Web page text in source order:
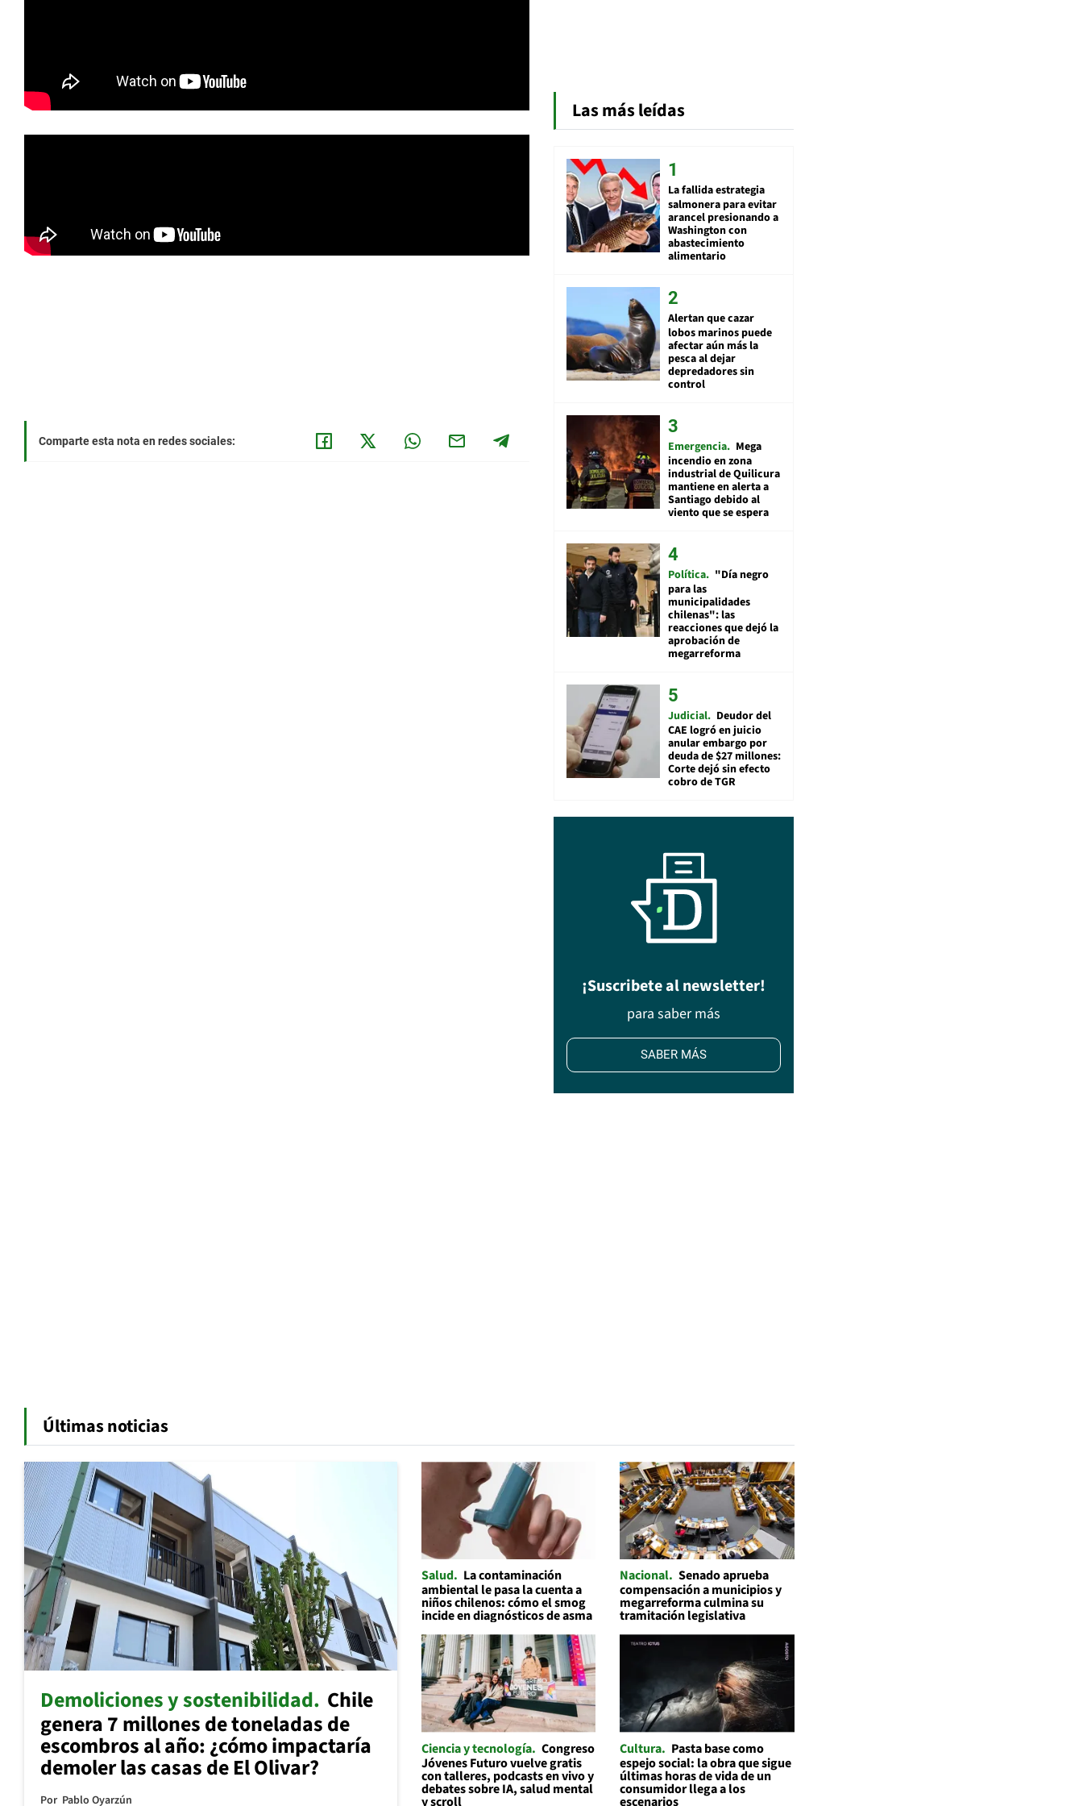
Comparte esta nota en redes sociales:
Las más leídas
La fallida estrategia
salmonera para evitar
arancel presionando a
Washington con
abastecimiento
alimentario
Alertan que cazar
lobos marinos puede
afectar aún más la
pesca al dejar
depredadores sin
control
Emergencia Mega
incendio en zona
industrial de Quilicura
mantiene en alerta a
Santiago debido al
viento que se espera
Política "Día negro
para las
municipalidades
chilenas": las
reacciones que dejó la
aprobación de
megarreforma
Judicial Deudor del
CAE logró en juicio
anular embargo por
deuda de $27 millones:
Corte dejó sin efecto
cobro de TGR
¡Suscribete al newsletter!
para saber más
SABER MÁS
Últimas noticias
Demoliciones y sostenibilidad Chile
genera 7 millones de toneladas de
escombros al año: ¿cómo impactaría
demoler las casas de El Olivar?
Por Pablo Oyarzún
Salud
La contaminación
ambiental le pasa la cuenta a
niños chilenos: cómo el smog
incide en diagnósticos de asma
Nacional Senado aprueba
compensación a municipios y
megarreforma culmina su
tramitación legislativa
Ciencia y tecnología Congreso
Jóvenes Futuro vuelve gratis
con talleres, podcasts en vivo y
debates sobre IA, salud mental
y scroll
Cultura Pasta base como
espejo social: la obra que sigue
últimas horas de vida de un
consumidor llega a los
escenarios